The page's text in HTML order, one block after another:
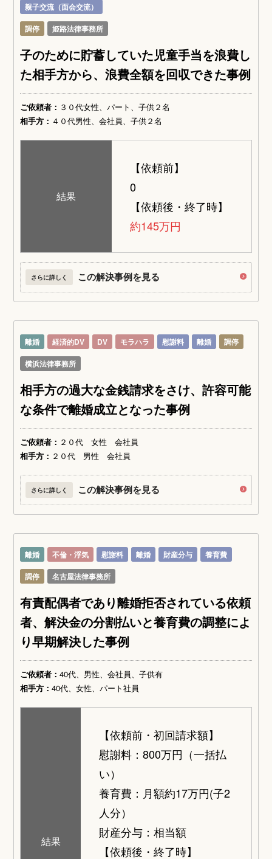
親子交流（面会交流）
調停
姫路法律事務所
子のために貯蓄していた児童手当を浪費し
た相手方から、浪費全額を回収できた事例
ご依頼者： ３０代女性、パート、子供２名
相手方： ４０代男性、会社員、子供２名
結果
【依頼前】
0
【依頼後・終了時】
約145万円
さらに詳しく この解決事例を見る
離婚 経済的DV DV モラハラ 慰謝料 離婚
調停
横浜法律事務所
相手方の過大な金銭請求をさけ、許容可能
な条件で離婚成立となった事例
ご依頼者： ２０代 女性 会社員
相手方： ２０代 男性 会社員
さらに詳しく この解決事例を見る
離婚 不倫・浮気 慰謝料 離婚 財産分与
養育費
調停
名古屋法律事務所
有責配偶者であり離婚拒否されている依頼
者、解決金の分割払いと養育費の調整によ
り早期解決した事例
ご依頼者：40代、男性、会社員、子供有
相手方：40代、女性、パート社員
結果
【依頼前・初回請求額】
慰謝料：800万円（一括払
い）
養育費：月額約17万円(子2
人分）
財産分与：相当額
【依頼後・終了時】